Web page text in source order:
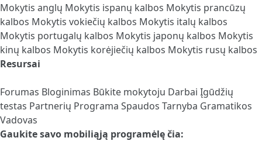
Mokytis anglų Mokytis ispanų kalbos Mokytis prancūzų
kalbos Mokytis vokiečių kalbos Mokytis italų kalbos
Mokytis portugalų kalbos Mokytis japonų kalbos Mokytis
kinų kalbos Mokytis korėjiečių kalbos Mokytis rusų kalbos
Resursai
Forumas Bloginimas Būkite mokytoju Darbai Įgūdžių
testas Partnerių Programa Spaudos Tarnyba Gramatikos
Vadovas
Gaukite savo mobiliąją programėlę čia: